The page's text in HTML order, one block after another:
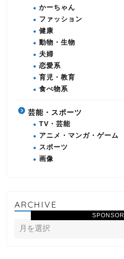
SPONSOR
かーちゃん
ファッション
健康
動物・生物
夫婦
恋愛系
育児・教育
食べ物系
芸能・スポーツ
TV・芸能
アニメ・マンガ・ゲーム
スポーツ
画像
ARCHIVE